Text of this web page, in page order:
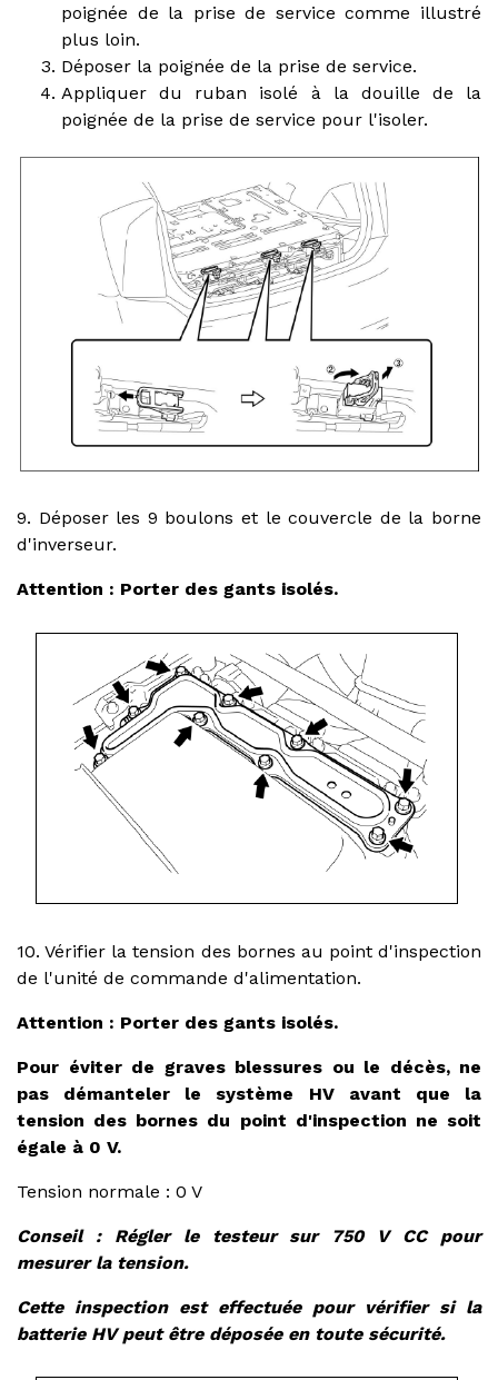
poignée de la prise de service comme illustré
plus loin.
Déposer la poignée de la prise de service.
Appliquer du ruban isolé à la douille de la
poignée de la prise de service pour l'isoler.
9. Déposer les 9 boulons et le couvercle de la borne
d'inverseur.
Attention : Porter des gants isolés.
10. Vérifier la tension des bornes au point d'inspection
de l'unité de commande d'alimentation.
Attention : Porter des gants isolés.
Pour éviter de graves blessures ou le décès, ne
pas démanteler le système HV avant que la
tension des bornes du point d'inspection ne soit
égale à 0 V.
Tension normale : 0 V
Conseil : Régler le testeur sur 750 V CC pour
mesurer la tension.
Cette inspection est effectuée pour vérifier si la
batterie HV peut être déposée en toute sécurité.